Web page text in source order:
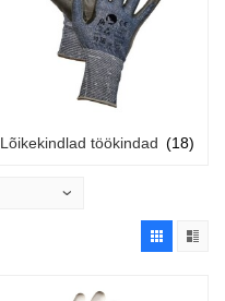
Lõikekindlad töökindad (18)